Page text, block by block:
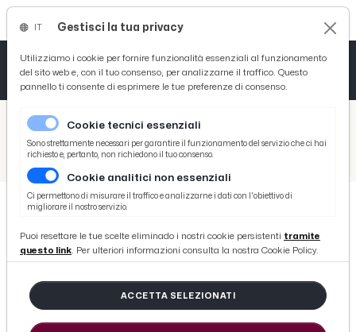
/ Picenotime
/ Monticelli Calcio
Monticelli-Porto d'Ascoli 0-0, la voce di mister Zaini post gara: ''Ora ci serve continuità''
Monticelli-Porto d'Ascoli 0-0, la
voce di mister Zaini post gara:
''Ora ci serve continuità''
Gestisci la tua privacy
Utilizziamo i cookie per fornire funzionalità essenziali al funzionamento
del sito web e, con il tuo consenso, per analizzarne il traffico. Questo
pannello ti consente di esprimere le tue preferenze di consenso.
Cookie tecnici essenziali
Sono strettamente necessari per garantire il funzionamento del servizio che ci hai
richiesto e, pertanto, non richiedono il tuo consenso.
Cookie analitici non essenziali
Ci permettono di misurare il traffico e analizzarne i dati con l'obiettivo di
migliorare il nostro servizio.
Puoi resettare le tue scelte eliminado i nostri cookie persistenti tramite
questo link. Per ulteriori informazioni consulta la nostra Cookie Policy.
ACCETTA SELEZIONATI
Tutto News
Tutto Sport
Basket
Ciclismo
Tutto Curiosità